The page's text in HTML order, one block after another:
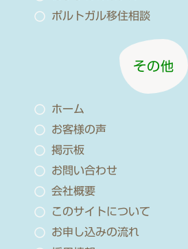
ポルトガル移住相談
その他
ホーム
お客様の声
掲示板
お問い合わせ
会社概要
このサイトについて
お申し込みの流れ